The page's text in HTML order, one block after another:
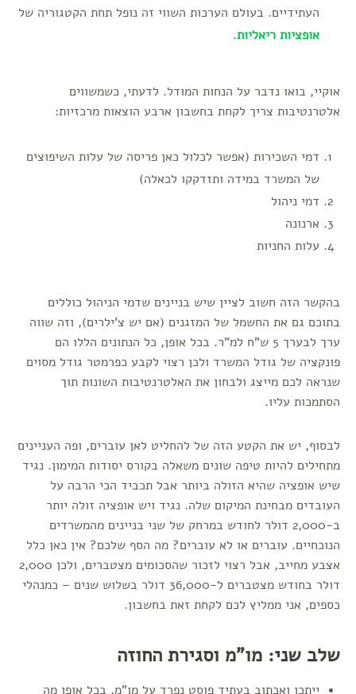
העתידיים. בעולם הערכות השווי זה נופל תחת הקטגוריה של
אופציות ריאליות.
אוקיי, בואו נדבר על הנחות המודל. לדעתי, כשמשווים
אלטרנטיבות צריך לקחת בחשבון ארבע הוצאות מרכזיות:
דמי השכירות (אפשר לכלול כאן פריסה של עלות השיפוצים
של המשרד במידה ותזדקקו לכאלה)
דמי ניהול
ארנונה
עלות החניות
בהקשר הזה חשוב לציין שיש בניינים שדמי הניהול כוללים
בתוכם גם את החשמל של המזגנים (אם יש צ'ילרים), וזה שווה
ערך לבערך 5 ש"ח למ"ר. בכל אופן, כל הנתונים הללו הם
פונקציה של גודל המשרד ולכן רצוי לקבע כפרמטר גודל מסוים
שנראה לכם מייצג ולבחון את האלטרנטיבות השונות תוך
הסתמכות עליו.
לבסוף, יש את הקטע הזה של להחליט לאן עוברים, ופה העניינים
מתחילים להיות טיפה שונים משאלה בקורס יסודות המימון. נגיד
שיש אופציה שהיא הזולה ביותר אבל תכביד הכי הרבה על
העובדים מבחינת המיקום שלה. נגיד ויש אופציה זולה יותר
ב-2,000 דולר לחודש במרחק של שני בניינים מהמשרדים
הנוכחיים. עוברים או לא עוברים? מה הסף שלכם? אין כאן כלל
אצבע מחייב, אבל רצוי לזכור שהסכומים מצטברים, ולכן 2,000
דולר בחודש מצטברים ל-36,000 דולר בשלוש שנים – כמנהלי
כספים, אני ממליץ לכם לקחת זאת בחשבון.
שלב שני: מו"מ וסגירת החוזה
ייתכן ואכתוב בעתיד פוסט נפרד על מו"מ, בכל אופן מה